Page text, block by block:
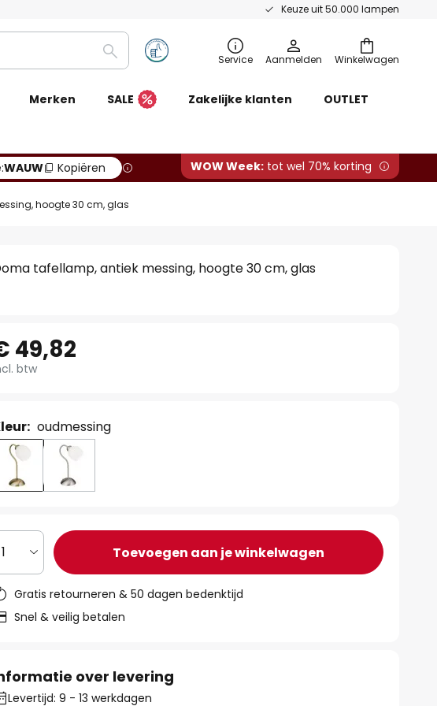
Keuze uit 50.000 lampen
Winkelwagen
Zoeken Service Aanmelden
Merken SALE Zakelijke klanten OUTLET
WAUW Kopiëren WOW Week: tot wel 70% korting
hoogte 30 cm, glas
tafellamp, antiek messing, hoogte 30 cm, glas
49,82
btw
oudmessing
1 Toevoegen aan je winkelwagen
Gratis retourneren & 50 dagen bedenktijd
Snel & veilig betalen
over levering
Levertijd: 9 - 13 werkdagen